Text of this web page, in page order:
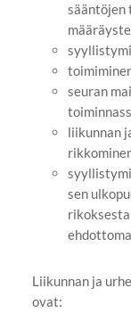
sääntöjen
seuran
liikunnan
sen
Liikunnan ja
ovat: